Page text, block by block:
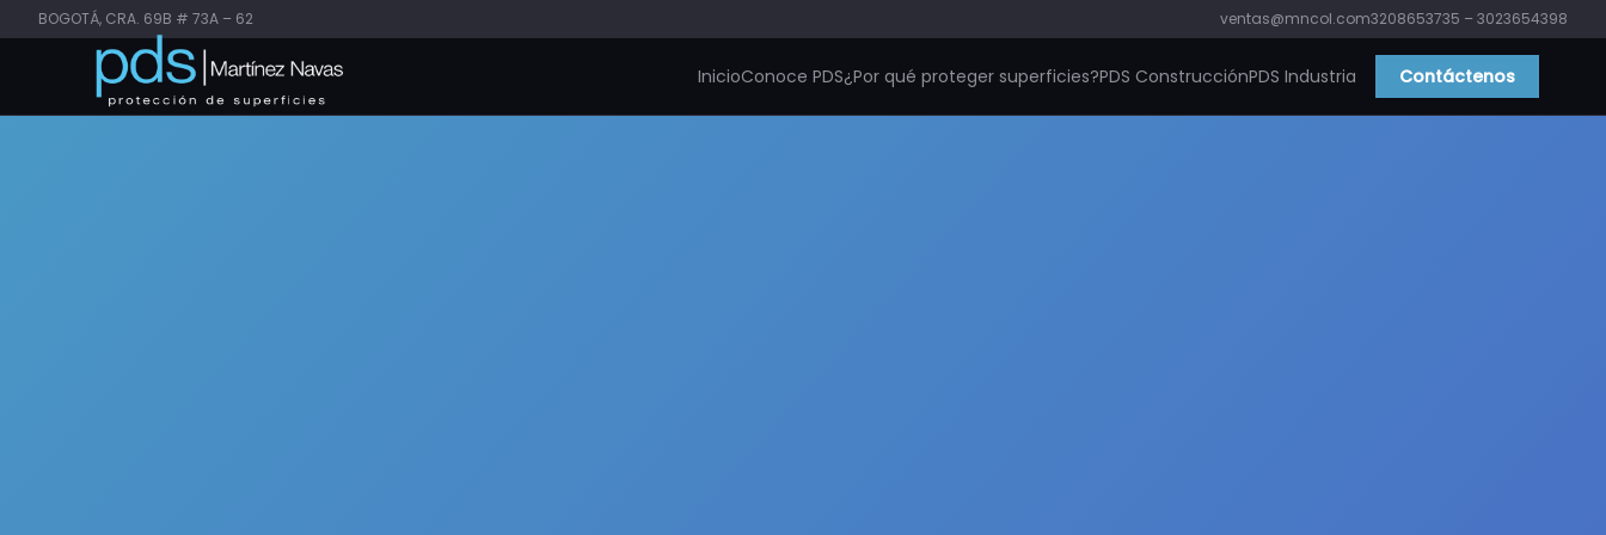
BOGOTÁ, CRA. 69B # 73A – 62 ventas@mncol.com3208653735 – 3023654398
InicioConoce PDS¿Por qué proteger superficies?PDS ConstrucciónPDS Industria Contáctenos